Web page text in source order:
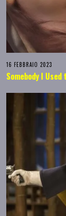
16 FEBBRAIO 2023
Somebody I